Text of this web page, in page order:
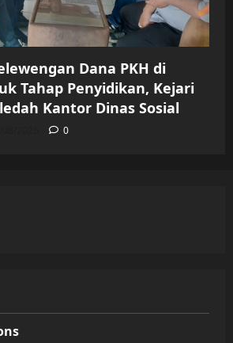
Dana PKH di
Tahap Penyidikan, Kejari
Kantor Dinas Sosial
0